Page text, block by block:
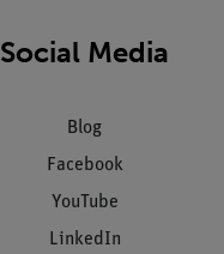
Social Media
Blog
Facebook
YouTube
LinkedIn